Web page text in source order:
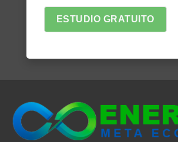
ESTUDIO GRATUITO